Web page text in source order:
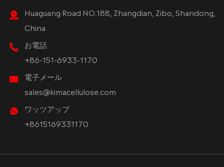
Huaguang Road NO.188, Zhangdian, Zibo, Shandong,
China
お電話
+86-151-6933-1170
電子メール
sales@kimacellulose.com
ワッツアップ
+8615169331170